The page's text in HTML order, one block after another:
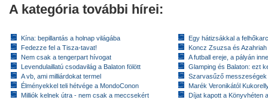
A kategória további hírei:
Kína: bepillantás a holnap világába
Fedezze fel a Tisza-tavat!
Nem csak a tengerpart hívogat
Levendulaillatú csodavilág a Balaton fölött
A vb, ami milliárdokat termel
Élményekkel teli hétvége a MondoConon
Milliók kelnek útra - nem csak a meccsekért
Egy hátizsákkal a
Koncz Zsuzsa és
A futball ereje, a pályán
Glamping és Balaton: ezt
Szarvasűző messzeségek
Marék Veronikától
Díjat kapott a Könyvhéten